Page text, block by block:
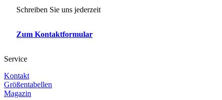
Schreiben Sie uns jederzeit
Zum Kontaktformular
Service
Kontakt
Größentabellen
Magazin